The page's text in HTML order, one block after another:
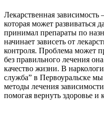
Лекарственная зависимость
которая может развиваться
принимал препараты по
начинает зависеть от
контроля. Проблема может
без правильного лечения
качество жизни. В
служба” в Первоуральске
методы лечения
помогая вернуть здоровье